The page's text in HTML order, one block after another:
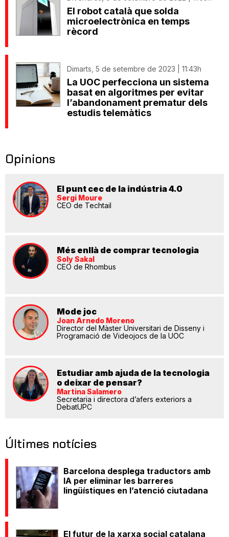
El robot català que solda
microelectrònica en temps
rècord
Dimarts, 5 de setembre de 2023 | 11:43h
La UOC perfecciona un sistema
basat en algoritmes per evitar
l’abandonament prematur dels
estudis telemàtics
Opinions
El punt cec de la indústria 4.0
Sergi Moure
CEO de Techtail
Més enllà de comprar tecnologia
Soly Sakal
CEO de Rhombus
Mode joc
Joan Arnedo Moreno
Director del Màster Universitari de Disseny i
Programació de Videojocs de la UOC
Estudiar amb ajuda de la tecnologia
o deixar de pensar?
Martina Salamero
Secretaria i directora d’afers exteriors a
DebatUPC
Últimes notícies
Barcelona desplega traductors amb
IA per eliminar les barreres
lingüístiques en l’atenció ciutadana
El futur de la xarxa social catalana